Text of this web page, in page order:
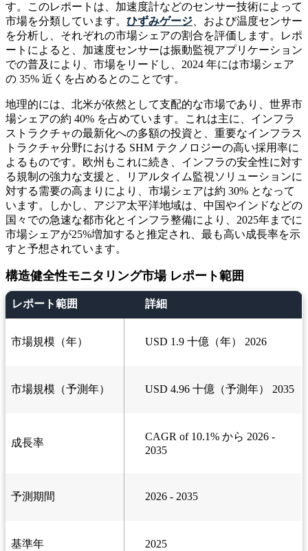
す。このレポートは、加速度計などのセンサー技術によって
市場を分類しています。 ひずみゲージ 、および温度センサー
を分析し、それぞれの市場シェアの割合を評価します。レポ
ートによると、加速度センサーは振動監視アプリケーション
での普及により、市場をリードし、2024 年には市場シェア
の 35% 近くを占めるとのことです。
地理的には、北米が依然として支配的な市場であり、世界市
場シェアの約 40% を占めています。これは主に、インフラ
ストラクチャの最新化への多額の投資と、重要なインフラス
トラクチャ分野における SHM テクノロジーの高い採用率に
よるものです。欧州もこれに続き、インフラの安全性に対す
る規制の強力な支援と、リアルタイム監視ソリューションに
対する需要の高まりにより、市場シェアは約 30% となって
います。しかし、アジア太平洋地域は、中国やインドなどの
国々での急速な都市化とインフラ整備により、2025年までに
市場シェアが25%増加すると推定され、最も高い成長率を示
すと予想されています。
構造健全性モニタリング市場 レポート範囲
レポート範囲 詳細
市場規模（年） USD 1.9 十億（年） 2026
市場規模（予測年） USD 4.96 十億（予測年） 2035
成長率
CAGR of 10.1% から 2026 -
2035
予測期間 2026 - 2035
基準年 2025